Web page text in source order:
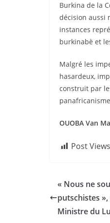
Burkina de la
décision aussi
instances
burkinabè et
Malgré les
hasardeux,
construit par
OUOBA Van
Post
« Nous ne
putschistes
Ministre du